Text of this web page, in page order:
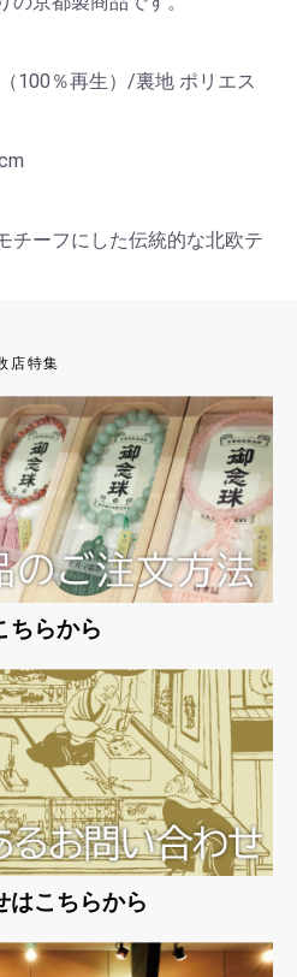
カートへ進む
100％再生）/裏地 ポリエス
チーフにした伝統的な北欧テ
店特集
ちらから
はこちらから